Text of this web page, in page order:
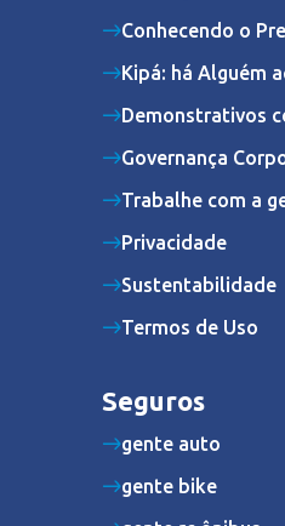
Conhecendo o
Kipá: há Alguém
Demonstrativos
Governança
Trabalhe com a
Privacidade
Sustentabilidade
Termos de Uso
Seguros
gente auto
gente bike